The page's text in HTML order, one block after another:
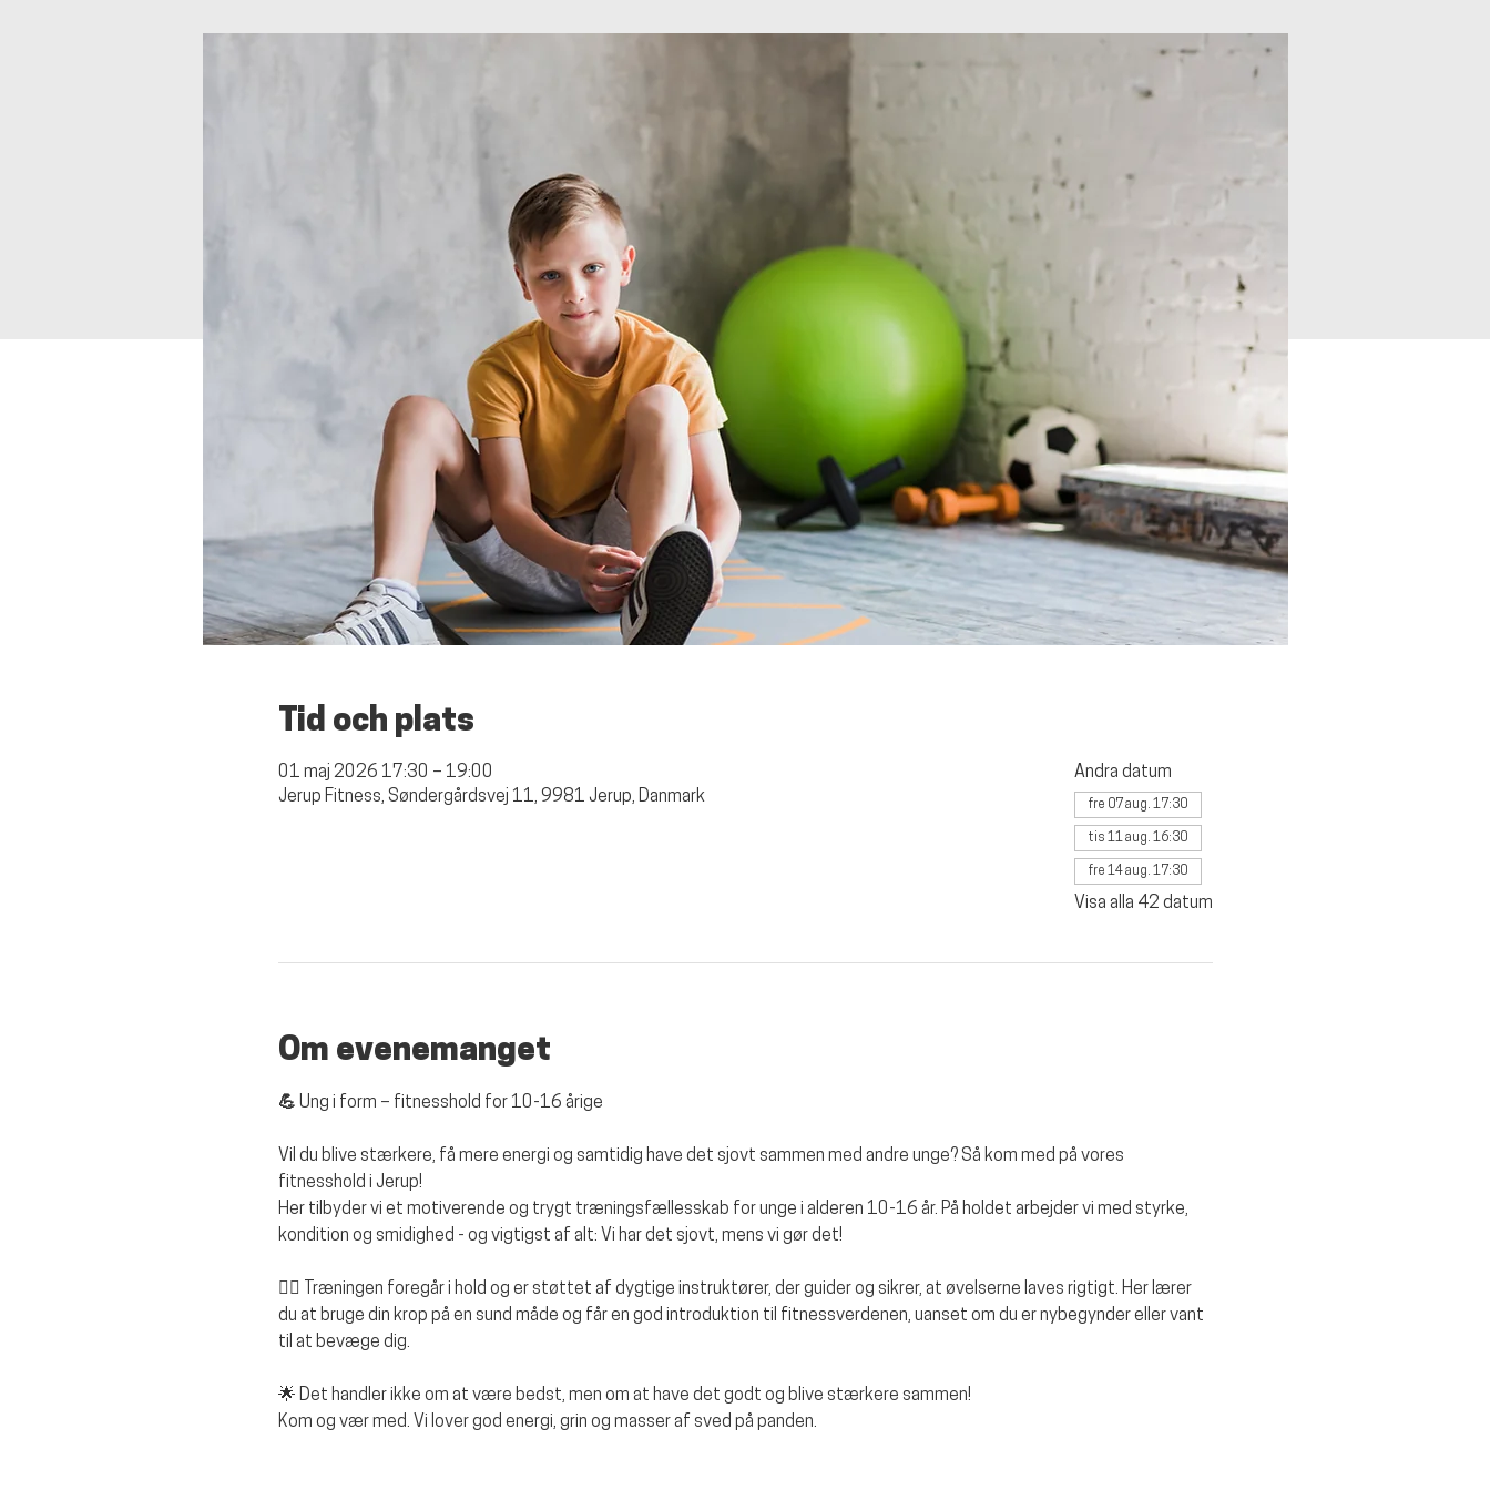
Tid och plats
01 maj 2026 17:30 – 19:00
Jerup Fitness, Søndergårdsvej 11, 9981 Jerup, Danmark
Andra datum
fre 07 aug. 17:30
tis 11 aug. 16:30
fre 14 aug. 17:30
Visa alla 42 datum
Om evenemanget
💪 Ung i form – fitnesshold for 10-16 årige
Vil du blive stærkere, få mere energi og samtidig have det sjovt sammen med andre unge? Så kom med på vores
fitnesshold i Jerup!
Her tilbyder vi et motiverende og trygt træningsfællesskab for unge i alderen 10-16 år. På holdet arbejder vi med styrke,
kondition og smidighed - og vigtigst af alt: Vi har det sjovt, mens vi gør det!
🏋️‍♂️ Træningen foregår i hold og er støttet af dygtige instruktører, der guider og sikrer, at øvelserne laves rigtigt. Her lærer
du at bruge din krop på en sund måde og får en god introduktion til fitnessverdenen, uanset om du er nybegynder eller vant
til at bevæge dig.
🌟 Det handler ikke om at være bedst, men om at have det godt og blive stærkere sammen!
Kom og vær med. Vi lover god energi, grin og masser af sved på panden.